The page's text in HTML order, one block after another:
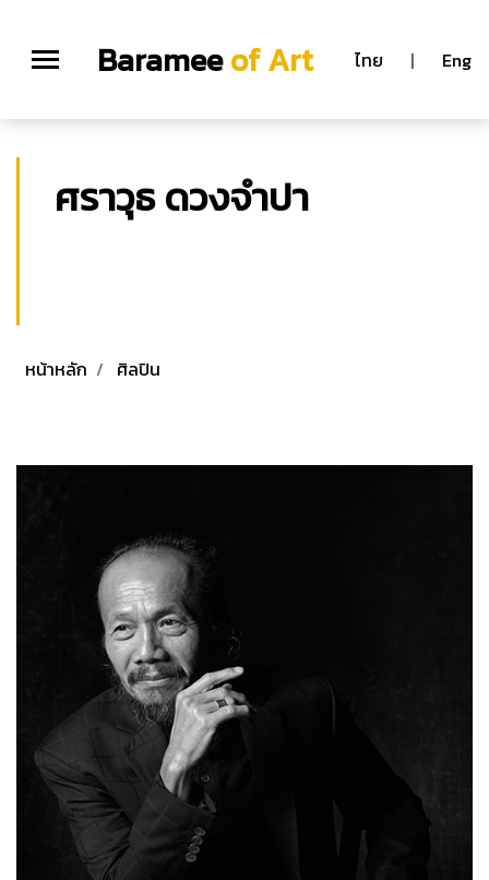
Barameeof Art ไทย | Eng
ศราวุธ ดวงจำปา
หน้าหลัก ศิลปิน